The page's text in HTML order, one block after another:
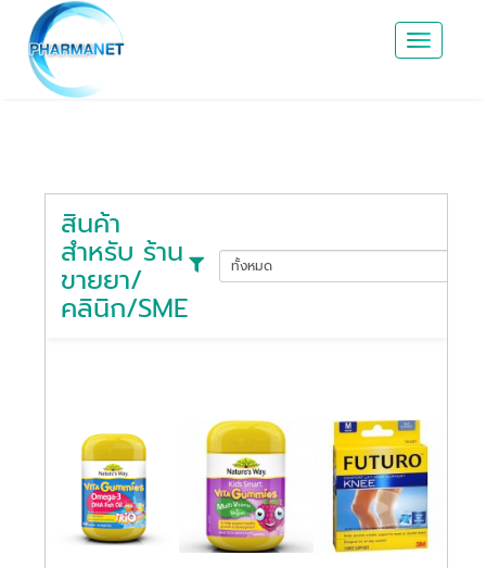
Toggle
PHARMANET
สินค้า
สำหรับ ร้าน
ขายยา/
คลินิก/SME
ทั้งหมด